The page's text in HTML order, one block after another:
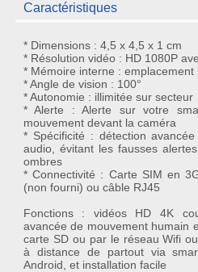
Caractéristiques
* Dimensions : 4,5 x 4,5 x 1 cm
* Résolution vidéo : HD 1080P
* Mémoire interne :
* Angle de vision : 100°
* Autonomie : illimitée sur secteur
* Alerte : Alerte sur votre
mouvement devant la caméra
* Spécificité : détection
audio, évitant les fausses
ombres
* Connectivité : Carte SIM en
(non fourni) ou câble RJ45
Fonctions : vidéos HD 4K
avancée de mouvement humain
carte SD ou par le réseau Wifi
à distance de partout via
Android, et installation facile